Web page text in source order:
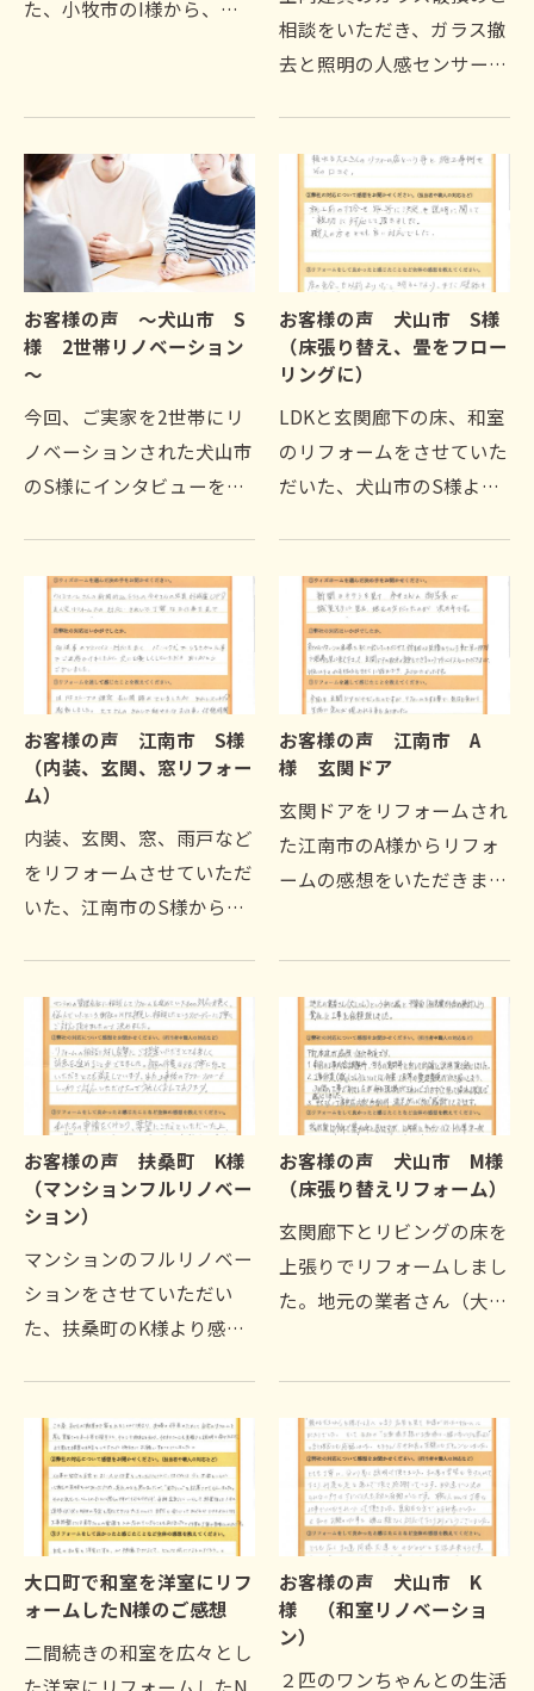
た、小牧市のI様から、リ
す。近所で、エアコン修理
発々と一日中エンジンをか
け…
相談をいただき、ガラス撤
去と照明の人感センサー取
いただきました。広告を見
て、家の近くで探していま
したので決めました。ふ…
お客様の声 ～犬山市 S
様 2世帯リノベーション
～
今回、ご実家を2世帯にリ
ノベーションされた犬山市
のS様にインタビューをさ
ンについての貴重な感想を
お聞きできましたのでご紹
介します。今回リフォー…
お客様の声 犬山市 S様
（床張り替え、畳をフロー
リングに）
LDKと玄関廊下の床、和室
のリフォームをさせていた
だいた、犬山市のS様より
店という事と、施工事例や
その口コミ。施工前の打合
せ、板等の決定や説明に…
お客様の声 江南市 S様
（内装、玄関、窓リフォー
ム）
内装、玄関、窓、雨戸など
をリフォームさせていただ
いた、江南市のS様から感
ラシの今井さんの写真、高
感度UP！友人宅リフォー
ムでの対応、きれいで丁
寧…
お客様の声 江南市 A
様 玄関ドア
玄関ドアをリフォームされ
た江南市のA様からリフォ
ームの感想をいただきまし
のが決め手です。色々なパ
ターンの画像をすぐに出…
お客様の声 扶桑町 K様
（マンションフルリノベー
ション）
マンションのフルリノベー
ションをさせていただい
た、扶桑町のK様より感想
リフォームを進めていたも
のの対応が悪く、悩んでい
たところ御社のHPを拝見
し…
お客様の声 犬山市 M様
（床張り替えリフォーム）
玄関廊下とリビングの床を
上張りでリフォームしまし
た。地元の業者さん（大工
たしました。1．事前の工
事内容調整時、当方の質…
大口町で和室を洋室にリフ
ォームしたN様のご感想
二間続きの和室を広々とし
お客様の声 犬山市 K
様 （和室リノベーショ
ン）
２匹のワンちゃんとの生活